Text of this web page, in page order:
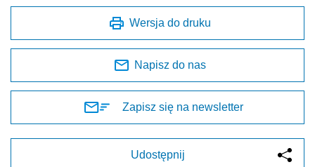
Wersja do druku
Napisz do nas
Zapisz się na newsletter
Udostępnij